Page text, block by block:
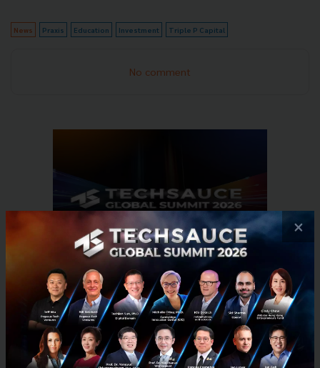
News Praxis Education Investment Triple P Capital
No comment
RELATED ARTICLE
×